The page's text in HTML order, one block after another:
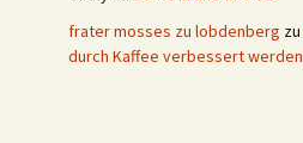
frater mosses zu lobdenberg zu
durch Kaffee verbessert werden